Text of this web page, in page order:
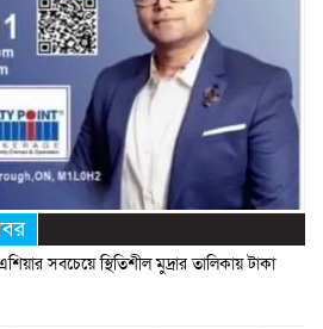
সবচেয়ে স্থিতিশীল মুদ্রার তালিকায় টাকা